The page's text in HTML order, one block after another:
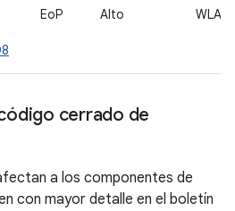
EoP Alto WLAN
cerrado de
a los componentes de
con mayor detalle en el boletín